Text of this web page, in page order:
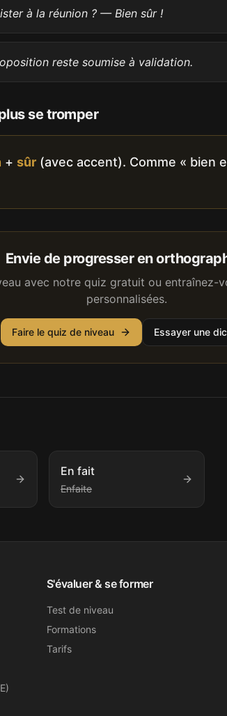
à la réunion ? — Bien sûr !
reste soumise à validation.
se tromper
+ sûr (avec accent). Comme « bien
Envie de progresser en
avec notre quiz gratuit ou entraînez-
personnalisées.
Faire le quiz de niveau Essayer une
En fait
Enfaite
S'évaluer & se former
Test de niveau
Formations
Tarifs